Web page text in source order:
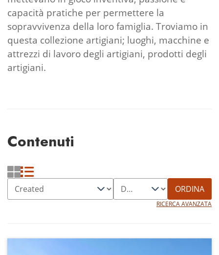
capacità pratiche per permettere la
sopravvivenza della loro famiglia. Troviamo in
questa collezione artigiani; luoghi, macchine e
attrezzi di lavoro degli artigiani, prodotti degli
artigiani.
Contenuti
ORDINA
RICERCA AVANZATA